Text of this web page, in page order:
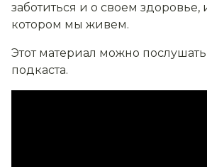
заботиться и о своем здоровье,
котором мы живем.
Этот материал можно
подкаста.